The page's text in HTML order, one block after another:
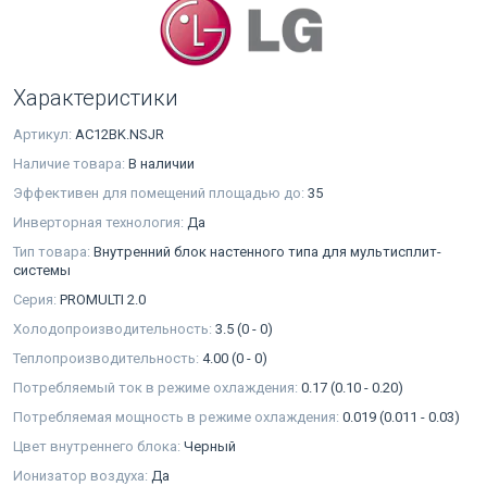
Характеристики
Артикул: AC12BK.NSJR
Наличие товара: В наличии
Эффективен для помещений площадью до: 35
Инверторная технология: Да
Тип товара: Внутренний блок настенного типа для мультисплит-
системы
Серия: PROMULTI 2.0
Холодопроизводительность: 3.5 (0 - 0)
Теплопроизводительность: 4.00 (0 - 0)
Потребляемый ток в режиме охлаждения: 0.17 (0.10 - 0.20)
Потребляемая мощность в режиме охлаждения: 0.019 (0.011 - 0.03)
Цвет внутреннего блока: Черный
Ионизатор воздуха: Да